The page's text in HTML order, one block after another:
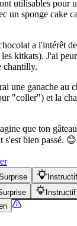
utilisables pour
un sponge cake
a l'intérêt
kitkats). J'ai
chantilly.
une ganache au
"coller") et la
que ton
s'est bien passé. 😊
Instructif
Instructif